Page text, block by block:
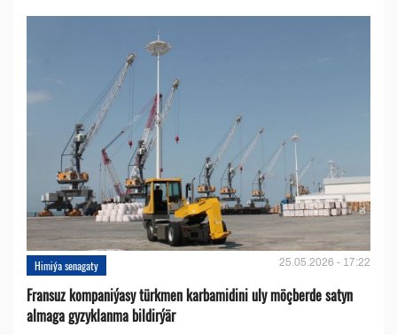
Himiýa senagaty 25.05.2026 - 17:22
Fransuz kompaniýasy türkmen karbamidini uly möçberde satyn
almaga gyzyklanma bildirýär